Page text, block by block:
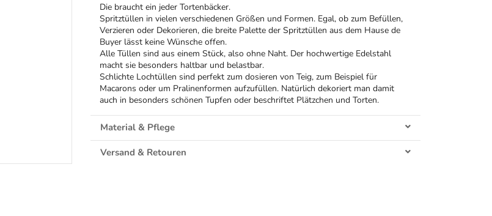
Die braucht ein jeder Tortenbäcker.
Spritztüllen in vielen verschiedenen Größen und Formen. Egal, ob zum Befüllen,
Verzieren oder Dekorieren, die breite Palette der Spritztüllen aus dem Hause de
Buyer lässt keine Wünsche offen.
Alle Tüllen sind aus einem Stück, also ohne Naht. Der hochwertige Edelstahl
macht sie besonders haltbar und belastbar.
Schlichte Lochtüllen sind perfekt zum dosieren von Teig, zum Beispiel für
Macarons oder um Pralinenformen aufzufüllen. Natürlich dekoriert man damit
auch in besonders schönen Tupfen oder beschriftet Plätzchen und Torten.
Material & Pflege
Versand & Retouren